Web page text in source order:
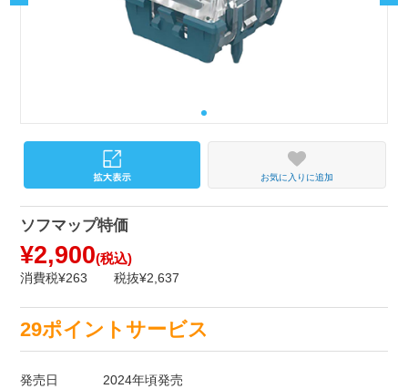
お気に入りに追加
ソフマップ特価
¥2,900(税込)
消費税¥263 税抜¥2,637
29ポイントサービス
発売日 2024年頃発売